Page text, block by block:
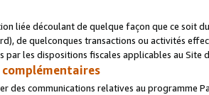
liée découlant de quelque façon que ce soit
de quelconques transactions ou activités
par les dispositions fiscales applicables au Site
des communications relatives au programme